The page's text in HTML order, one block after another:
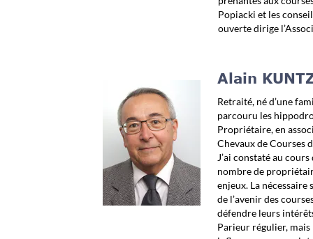
Popiacki et les
ouverte dirige
Alain
Retraité, né d’une
parcouru les
Propriétaire, en
Chevaux de Courses
J’ai constaté au
nombre de
enjeux. La
de l’avenir des
défendre leurs
Parieur régulier, mais